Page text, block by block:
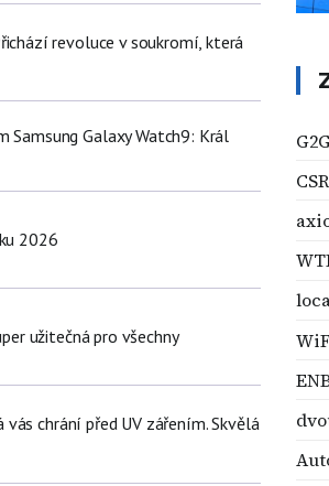
revoluce v soukromí, která
Samsung Galaxy Watch9: Král
2026
užitečná pro všechny
chrání před UV zářením. Skvělá
CSR